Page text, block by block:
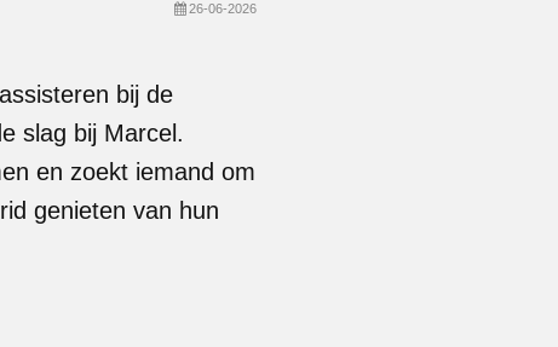
26-06-2026
bij de
slag bij Marcel.
en zoekt iemand om
genieten van hun